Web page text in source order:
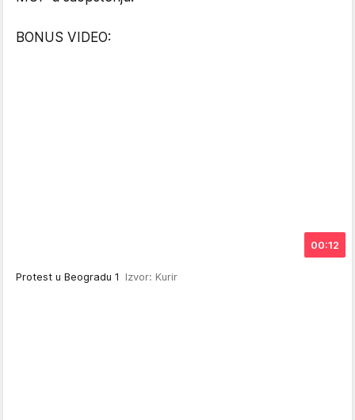
BONUS VIDEO:
00:12
Protest u Beogradu 1 Izvor: Kurir